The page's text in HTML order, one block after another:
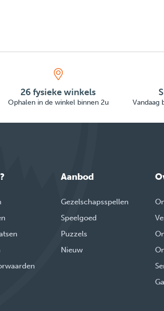
26 fysieke winkels
Ophalen in de winkel binnen 2u Vandaag
Aanbod
Gezelschapsspellen
Speelgoed
Puzzels
Nieuw